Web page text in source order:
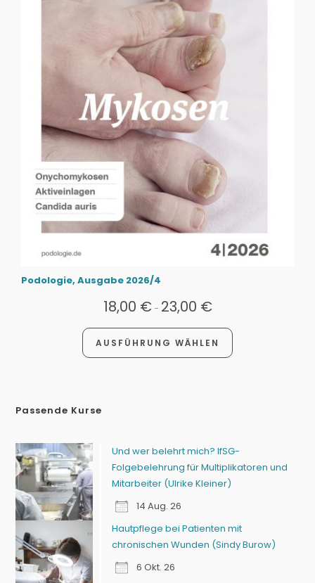
Podologie, Ausgabe 2026/4
18,00 €- 23,00 €
AUSFÜHRUNG WÄHLEN
Passende Kurse
Und wer belehrt mich? IfSG-
Folgebelehrung für Multiplikatoren und
Mitarbeiter (Ulrike Kleiner)
14 Aug. 26
Hautpflege bei Patienten mit
chronischen Wunden (Sindy Burow)
6 Okt. 26